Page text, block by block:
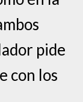
pide
con los